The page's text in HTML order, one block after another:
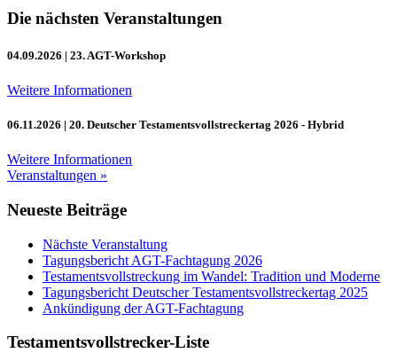
Die nächsten Veranstaltungen
04.09.2026 | 23. AGT-Workshop
Weitere Informationen
06.11.2026 | 20. Deutscher Testamentsvollstreckertag 2026 - Hybrid
Weitere Informationen
Veranstaltungen »
Neueste Beiträge
Nächste Veranstaltung
Tagungsbericht AGT-Fachtagung 2026
Testamentsvollstreckung im Wandel: Tradition und Moderne
Tagungsbericht Deutscher Testamentsvollstreckertag 2025
Ankündigung der AGT-Fachtagung
Testamentsvollstrecker-Liste